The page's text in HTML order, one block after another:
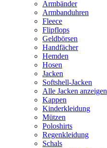
Armbänder
Armbanduhren
Fleece
Flipflops
Geldbörsen
Handfächer
Hemden
Hosen
Jacken
Softshell-Jacken
Alle Jacken anzeigen
Kappen
Kinderkleidung
Mützen
Poloshirts
Regenkleidung
Schals